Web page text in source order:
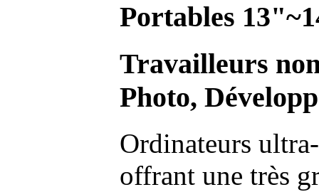
Portables
Travailleurs
Photo,
Ordinateurs
offrant une très